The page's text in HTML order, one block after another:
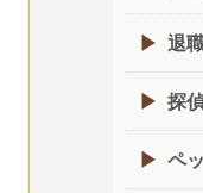
退
探
ペ